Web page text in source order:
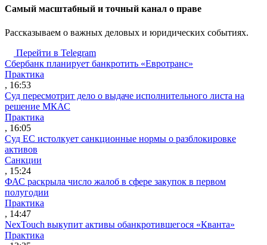
Cамый масштабный и точный канал о праве
Рассказываем о важных деловых и юридических событиях.
Перейти в Telegram
Сбербанк планирует банкротить «Евротранс»
Практика
, 16:53
Суд пересмотрит дело о выдаче исполнительного листа на
решение МКАС
Практика
, 16:05
Суд ЕС истолкует санкционные нормы о разблокировке
активов
Санкции
, 15:24
ФАС раскрыла число жалоб в сфере закупок в первом
полугодии
Практика
, 14:47
NexTouch выкупит активы обанкротившегося «Кванта»
Практика